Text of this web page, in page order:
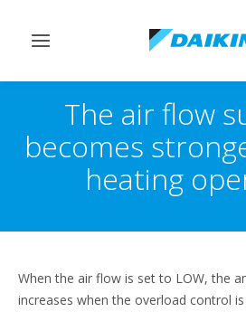
Переключить
The air flow
becomes
heating
When the air flow is set to LOW, the
increases when the overload control